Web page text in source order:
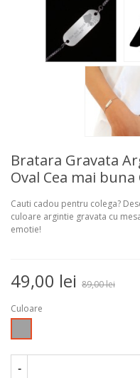
Bratara Gravata
Oval Cea mai buna
Cauti cadou pentru colega?
culoare argintie gravata cu
emotie!
49,00 lei 89,00 lei
Culoare
-